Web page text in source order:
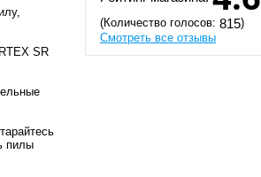
SR
пилы
(Количество голосов: 815)
Смотреть все отзывы